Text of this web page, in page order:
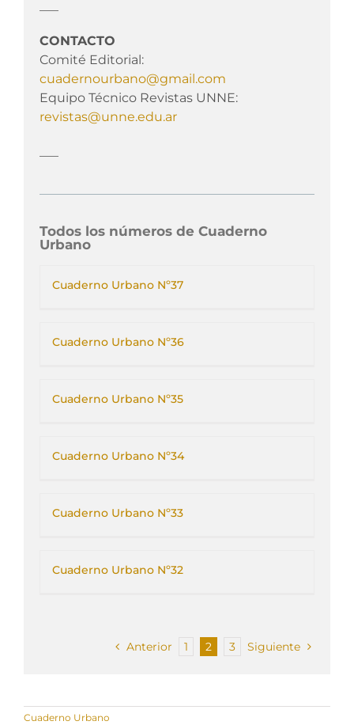
CONTACTO
Comité Editorial:
cuadernourbano@gmail.com
Equipo Técnico Revistas UNNE:
revistas@unne.edu.ar
Todos los números de Cuaderno
Urbano
Cuaderno Urbano Nº37
Cuaderno Urbano Nº36
Cuaderno Urbano Nº35
Cuaderno Urbano Nº34
Cuaderno Urbano Nº33
Cuaderno Urbano Nº32
Anterior 1 2 3 Siguiente
Cuaderno Urbano